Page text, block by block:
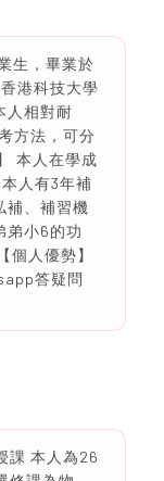
生，畢業於
港科技大學
人相對耐
方法，可分
本人在學成
人有3年補
補、補習機
弟小6的功
個人優勢】
答疑問
課 本人為26